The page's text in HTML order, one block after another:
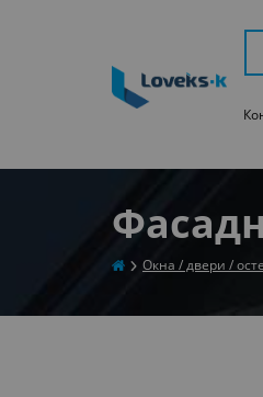
Окна / двери /